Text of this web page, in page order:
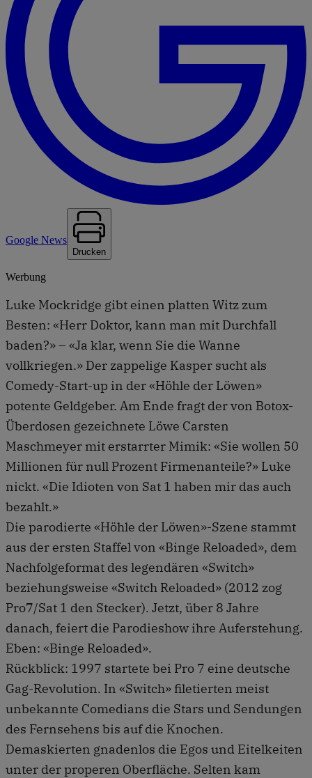
Google News
Drucken
Werbung
Luke Mockridge gibt einen platten Witz zum
Besten: «Herr Doktor, kann man mit Durchfall
baden?» – «Ja klar, wenn Sie die Wanne
vollkriegen.» Der zappelige Kasper sucht als
Comedy-Start-up in der «Höhle der Löwen»
potente Geldgeber. Am Ende fragt der von Botox-
Überdosen gezeichnete Löwe Carsten
Maschmeyer mit erstarrter Mimik: «Sie wollen 50
Millionen für null Prozent Firmenanteile?» Luke
nickt. «Die Idioten von Sat 1 haben mir das auch
bezahlt.»
Die parodierte «Höhle der Löwen»-Szene stammt
aus der ersten Staffel von «Binge Reloaded», dem
Nachfolgeformat des legendären «Switch»
beziehungsweise «Switch Reloaded» (2012 zog
Pro7/Sat 1 den Stecker). Jetzt, über 8 Jahre
danach, feiert die Parodieshow ihre Auferstehung.
Eben: «Binge Reloaded».
Rückblick: 1997 startete bei Pro 7 eine deutsche
Gag-Revolution. In «Switch» filetierten meist
unbekannte Comedians die Stars und Sendungen
des Fernsehens bis auf die Knochen.
Demaskierten gnadenlos die Egos und Eitelkeiten
unter der properen Oberfläche. Selten kam